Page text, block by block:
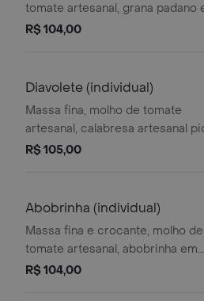
tomate artesanal, grana padano
manjericão fresco
R$ 104,00
Diavolete (individual)
Massa fina, molho de tomate
artesanal, calabresa artesanal
em fatias, mozzarella e cebola.
R$ 105,00
Abobrinha (individual)
Massa fina e crocante, molho de
tomate artesanal, abobrinha em
lminas finas, mozzarella e grana
R$ 104,00